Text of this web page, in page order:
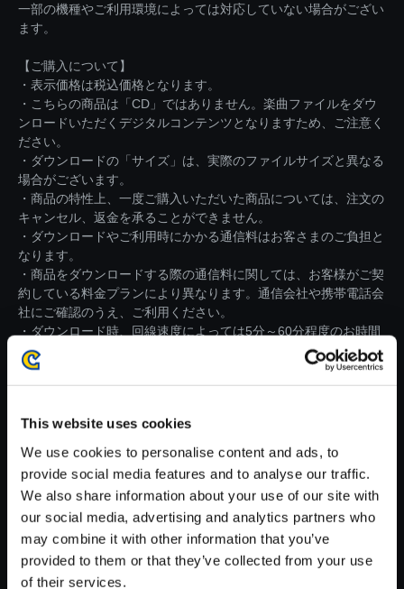
This website uses cookies
We use cookies to personalise content and ads, to
provide social media features and to analyse our traffic.
We also share information about your use of our site with
our social media, advertising and analytics partners who
may combine it with other information that you’ve
provided to them or that they’ve collected from your use
of their services.
一部の機種やご利用環境によっては対応していない場合がござい
ます。
【ご購入について】
・表示価格は税込価格となります。
・こちらの商品は「CD」ではありません。楽曲ファイルをダウ
ンロードいただくデジタルコンテンツとなりますため、ご注意く
ださい。
・ダウンロードの「サイズ」は、実際のファイルサイズと異なる
場合がございます。
・商品の特性上、一度ご購入いただいた商品については、注文の
キャンセル、返金を承ることができません。
・ダウンロードやご利用時にかかる通信料はお客さまのご負担と
なります。
・商品をダウンロードする際の通信料に関しては、お客様がご契
約している料金プランにより異なります。通信会社や携帯電話会
社にご確認のうえ、ご利用ください。
・ダウンロード時、回線速度によっては5分～60分程度のお時間
がかかる場合がございます。
※ご購入いただいたファイルのダウンロードの際には、通信環境
が安定しているWifi環境でお試しください。
【単曲】ストリートファイター
V エクスパンション トラックス
1 惑いの拳 3